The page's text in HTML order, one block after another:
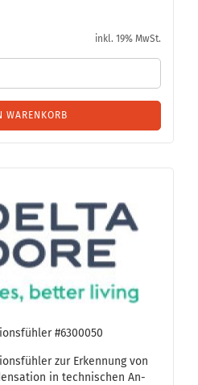
inkl. 19% MwSt.
WARENKORB
#6300050
zur Er­ken­nung von
in tech­ni­schen An­